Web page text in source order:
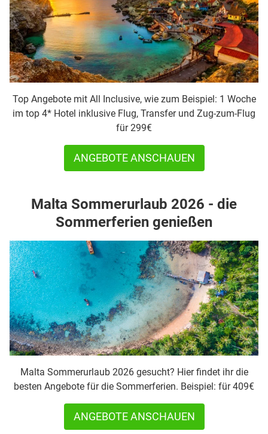
Top Angebote mit All Inclusive, wie zum Beispiel: 1 Woche
im top 4* Hotel inklusive Flug, Transfer und Zug-zum-Flug
für 299€
ANGEBOTE ANSCHAUEN
Malta Sommerurlaub 2026 - die
Sommerferien genießen
Malta Sommerurlaub 2026 gesucht? Hier findet ihr die
besten Angebote für die Sommerferien. Beispiel: für 409€
ANGEBOTE ANSCHAUEN